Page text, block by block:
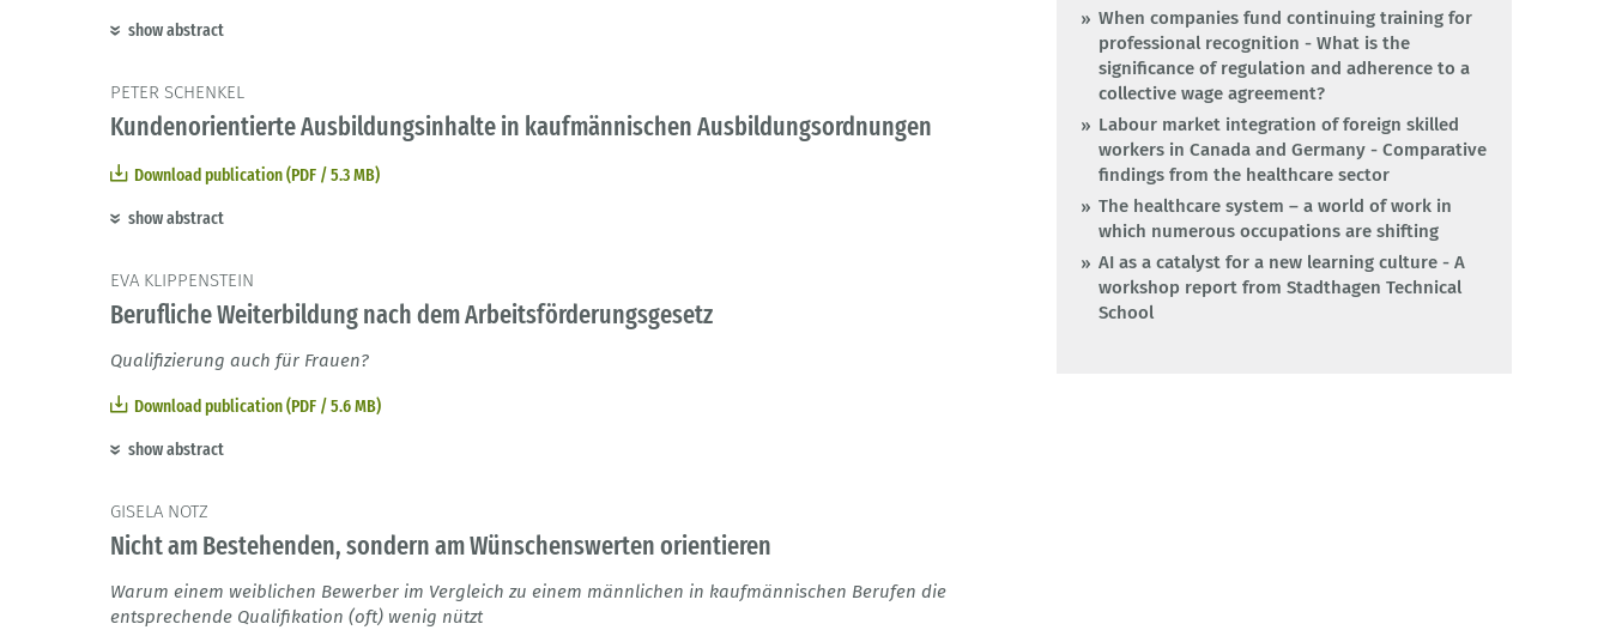
show abstract
PETER SCHENKEL
Kundenorientierte Ausbildungsinhalte in kaufmännischen Ausbildungsordnungen
Download publication (PDF / 5.3 MB)
show abstract
EVA KLIPPENSTEIN
Berufliche Weiterbildung nach dem Arbeitsförderungsgesetz
Qualifizierung auch für Frauen?
Download publication (PDF / 5.6 MB)
show abstract
GISELA NOTZ
Nicht am Bestehenden, sondern am Wünschenswerten orientieren
Warum einem weiblichen Bewerber im Vergleich zu einem männlichen in kaufmännischen Berufen die
entsprechende Qualifikation (oft) wenig nützt
When companies fund continuing training for
professional recognition - What is the
significance of regulation and adherence to a
collective wage agreement?
Labour market integration of foreign skilled
workers in Canada and Germany - Comparative
findings from the healthcare sector
The healthcare system – a world of work in
which numerous occupations are shifting
AI as a catalyst for a new learning culture - A
workshop report from Stadthagen Technical
School